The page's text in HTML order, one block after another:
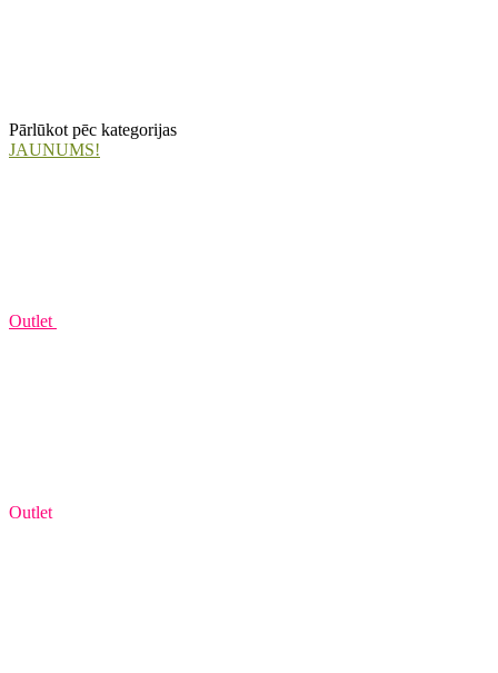
Pārlūkot pēc kategorijas
JAUNUMS!
Outlet
Outlet